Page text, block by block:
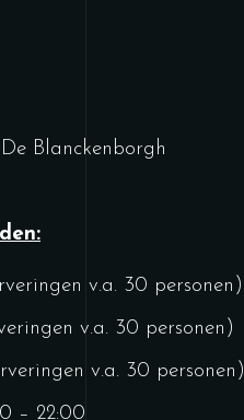
Blanckenborgh
v.a. 30 personen)
v.a. 30 personen)
v.a. 30 personen)
– 22:00